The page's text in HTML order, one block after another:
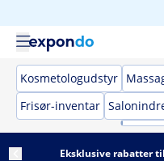
Kosmetologudstyr
Frisør-inventar
Eksklusive rabatter